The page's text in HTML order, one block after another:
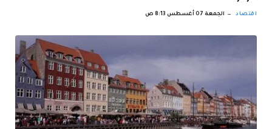
اقتصاد الجمعة 07 أغسطس 8:13 ص